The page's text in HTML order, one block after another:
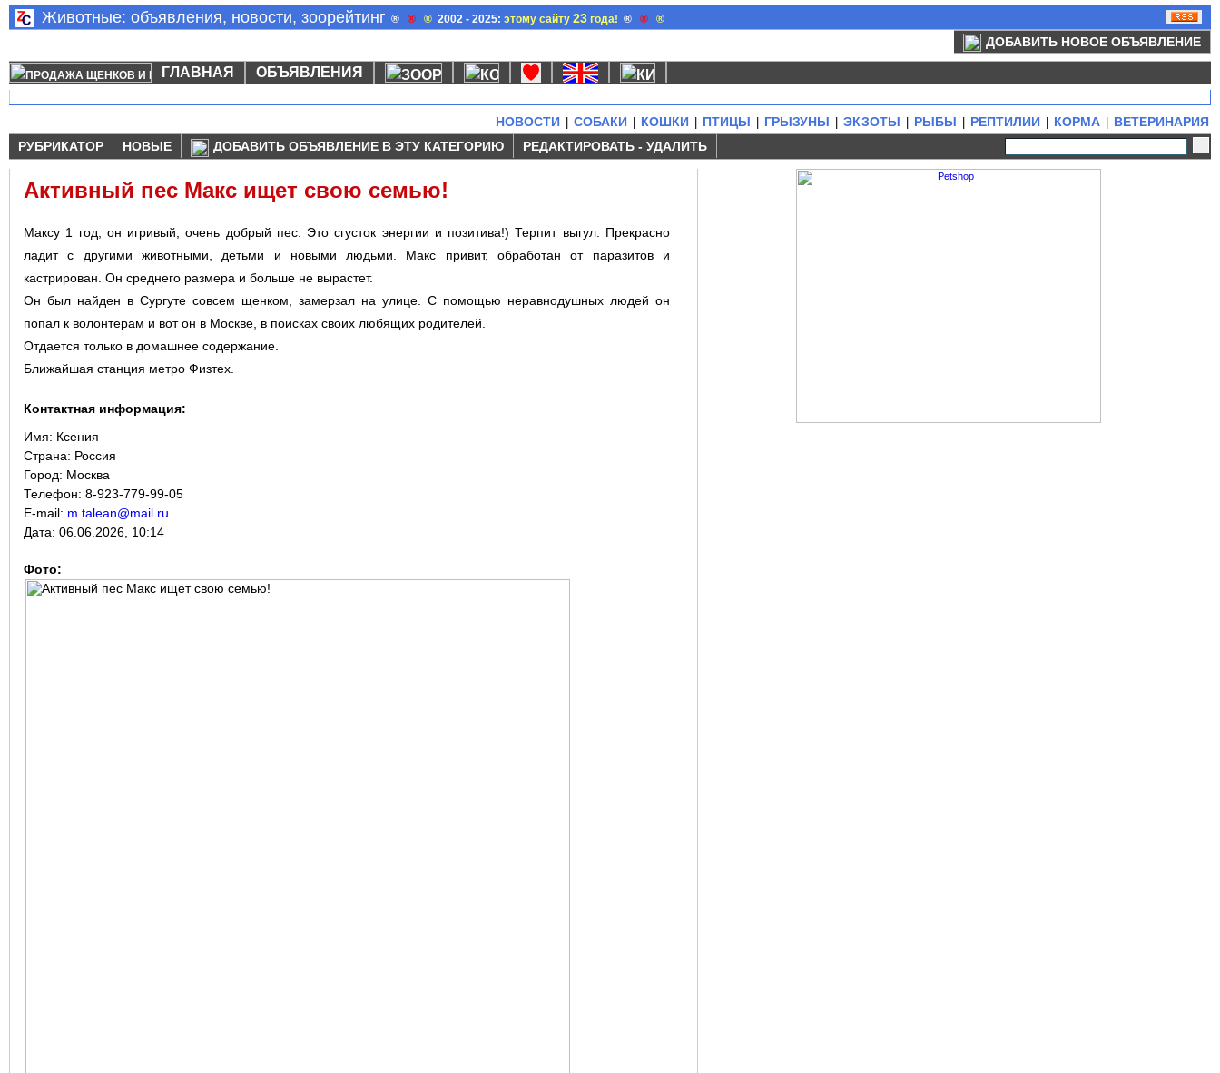
Животные: объявления, новости, зоорейтинг ® ® ® 2002 - 2025:этому сайту23 года! ® ® ®
ДОБАВИТЬ НОВОЕ ОБЪЯВЛЕНИЕ
ГЛАВНАЯ ОБЪЯВЛЕНИЯ
НОВОСТИ СОБАКИ КОШКИ ПТИЦЫ ГРЫЗУНЫ ЭКЗОТЫ РЫБЫ РЕПТИЛИИ КОРМА
ВЕТЕРИНАРИЯ
РУБРИКАТОР
НОВЫЕ ДОБАВИТЬ ОБЪЯВЛЕНИЕ В ЭТУ КАТЕГОРИЮ РЕДАКТИРОВАТЬ - УДАЛИТЬ
Активный пес Макс ищет свою семью!
Максу 1 год, он игривый, очень добрый пес. Это сгусток энергии и позитива!) Терпит выгул. Прекрасно
ладит с другими животными, детьми и новыми людьми. Макс привит, обpаботан от паразитов и
кастрирован. Он среднего размера и больше не вырастет.
Он был найден в Сургуте совсем щенком, замерзал на улице. С помощью неравнодушных людей он
попал к волонтерам и вот он в Москве, в поисках своих любящих родителей.
Отдается только в домашнее содержание.
Ближайшая станция метро Физтех.
Контактная информация:
Имя: Ксения
Страна: Россия
Город: Москва
Телефон: 8-923-779-99-05
E-mail: m.talean@mail.ru
Дата: 06.06.2026, 10:14
Фото: